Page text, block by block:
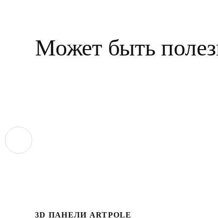
Может быть
3D ПАНЕЛИ ARTPOLE